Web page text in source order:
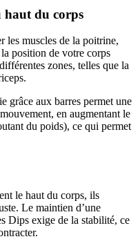
haut du corps
les muscles de la poitrine,
position de votre corps
zones, telles que la
grâce aux barres permet une
en augmentant le
du poids), ce qui permet
le haut du corps, ils
Le maintien d’une
Dips exige de la stabilité, ce